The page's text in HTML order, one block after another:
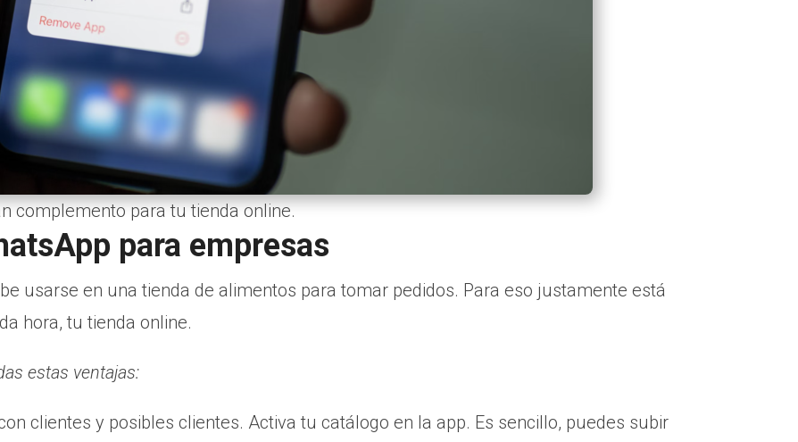
complemento para tu tienda online.
para empresas
usarse en una tienda de alimentos para tomar pedidos. Para eso justamente está
hora, tu tienda online.
estas ventajas:
clientes y posibles clientes. Activa tu catálogo en la app. Es sencillo, puedes subir